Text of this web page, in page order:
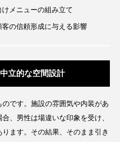
ナビリティ
メニューの組み立て
の信頼形成に与える影響
立的な空間設計
です。施設の雰囲気や内装があ
、男性は場違いな印象を受け、
ます。その結果、そのまま引き